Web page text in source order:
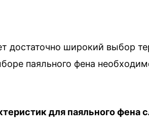
достаточно широкий выбор
паяльного фена
для паяльного фена